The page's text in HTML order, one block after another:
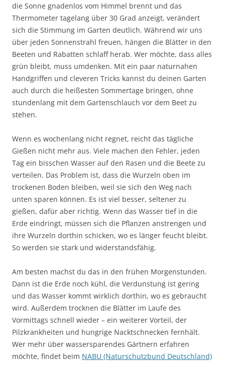
die Sonne gnadenlos vom Himmel brennt und das
Thermometer tagelang über 30 Grad anzeigt, verändert
sich die Stimmung im Garten deutlich. Während wir uns
über jeden Sonnenstrahl freuen, hängen die Blätter in den
Beeten und Rabatten schlaff herab. Wer möchte, dass alles
grün bleibt, muss umdenken. Mit ein paar naturnahen
Handgriffen und cleveren Tricks kannst du deinen Garten
auch durch die heißesten Sommertage bringen, ohne
stundenlang mit dem Gartenschlauch vor dem Beet zu
stehen.
Wenn es wochenlang nicht regnet, reicht das tägliche
Gießen nicht mehr aus. Viele machen den Fehler, jeden
Tag ein bisschen Wasser auf den Rasen und die Beete zu
verteilen. Das Problem ist, dass die Wurzeln oben im
trockenen Boden bleiben, weil sie sich den Weg nach
unten sparen können. Es ist viel besser, seltener zu
gießen, dafür aber richtig. Wenn das Wasser tief in die
Erde eindringt, müssen sich die Pflanzen anstrengen und
ihre Wurzeln dorthin schicken, wo es länger feucht bleibt.
So werden sie stark und widerstandsfähig.
Am besten machst du das in den frühen Morgenstunden.
Dann ist die Erde noch kühl, die Verdunstung ist gering
und das Wasser kommt wirklich dorthin, wo es gebraucht
wird. Außerdem trocknen die Blätter im Laufe des
Vormittags schnell wieder – ein weiterer Vorteil, der
Pilzkrankheiten und hungrige Nacktschnecken fernhält.
Wer mehr über wassersparendes Gärtnern erfahren
möchte, findet beim NABU (Naturschutzbund Deutschland)